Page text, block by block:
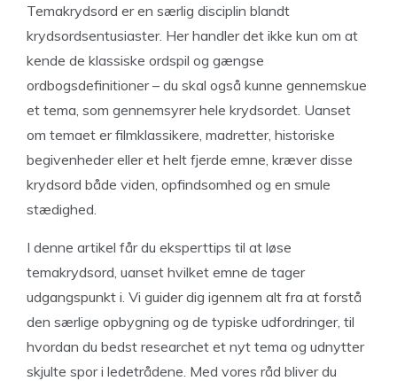
Temakrydsord er en særlig disciplin blandt
krydsordsentusiaster. Her handler det ikke kun om at
kende de klassiske ordspil og gængse
ordbogsdefinitioner – du skal også kunne gennemskue
et tema, som gennemsyrer hele krydsordet. Uanset
om temaet er filmklassikere, madretter, historiske
begivenheder eller et helt fjerde emne, kræver disse
krydsord både viden, opfindsomhed og en smule
stædighed.
I denne artikel får du eksperttips til at løse
temakrydsord, uanset hvilket emne de tager
udgangspunkt i. Vi guider dig igennem alt fra at forstå
den særlige opbygning og de typiske udfordringer, til
hvordan du bedst researchet et nyt tema og udnytter
skjulte spor i ledetrådene. Med vores råd bliver du